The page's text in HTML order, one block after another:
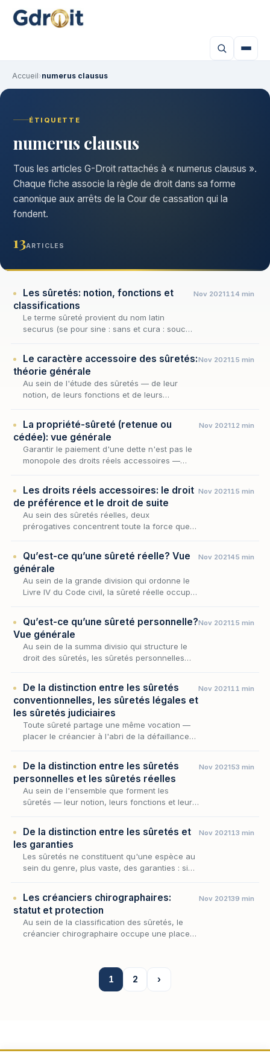
Accueil›numerus clausus
ÉTIQUETTE
numerus clausus
Tous les articles G-Droit rattachés à « numerus clausus ».
Chaque fiche associe la règle de droit dans sa forme
canonique aux arrêts de la Cour de cassation qui la
fondent.
13ARTICLES
Les sûretés: notion, fonctions et
classifications
Le terme sûreté provient du nom latin
securus (se pour sine : sans et cura : souci)
craindre.
Nov 2021114 min
Le caractère accessoire des sûretés:
théorie générale
Au sein de l'étude des sûretés — de leur
notion, de leurs fonctions et de leurs
une catégo…
Nov 202115 min
La propriété-sûreté (retenue ou
cédée): vue générale
Garantir le paiement d'une dette n'est pas le
monopole des droits réels accessoires —
tou…
Nov 202112 min
Les droits réels accessoires: le droit
de préférence et le droit de suite
Au sein des sûretés réelles, deux
prérogatives concentrent toute la force que
avan…
Nov 202115 min
Qu’est-ce qu’une sûreté réelle? Vue
générale
Au sein de la grande division qui ordonne le
Livre IV du Code civil, la sûreté réelle occupe
patrim…
Nov 202145 min
Qu’est-ce qu’une sûreté personnelle?
Vue générale
Au sein de la summa divisio qui structure le
droit des sûretés, les sûretés personnelles
l'e…
Nov 202115 min
De la distinction entre les sûretés
conventionnelles, les sûretés légales et
les sûretés judiciaires
Toute sûreté partage une même vocation —
placer le créancier à l'abri de la défaillance
de la v…
Nov 202111 min
De la distinction entre les sûretés
personnelles et les sûretés réelles
Au sein de l'ensemble que forment les
sûretés — leur notion, leurs fonctions et leurs
lig…
Nov 202153 min
De la distinction entre les sûretés et
les garanties
Les sûretés ne constituent qu'une espèce au
sein du genre, plus vaste, des garanties : si
contre le…
Nov 202113 min
Les créanciers chirographaires:
statut et protection
Au sein de la classification des sûretés, le
créancier chirographaire occupe une place
Nov 202139 min
1 2 ›